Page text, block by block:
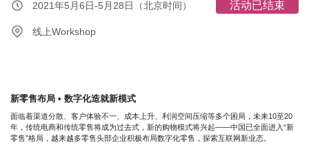
2021年5月6日-5月28日（北京时间） 活动已结束
线上Workshop
新零售布局 • 数字化造就新模式
面临着渠道分散、客户体验不一、成本上升、利润空间压缩等多个困局，未来10至20
年，传统电商和传统零售将成为过去式，新的购物模式将兴起——中国已全面进入“新
零售”格局，越来越多零售头部企业积极布局数字化零售，探索互联网新业态。